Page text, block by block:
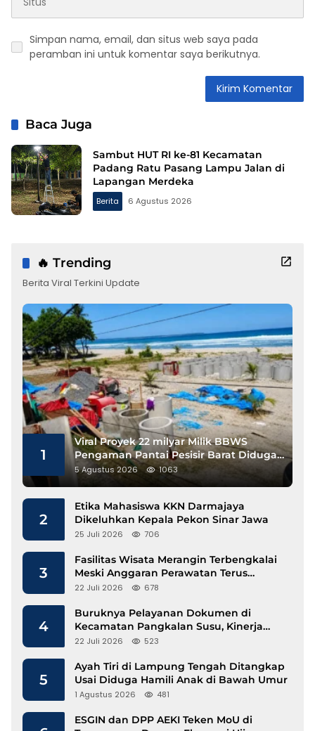
Simpan nama, email, dan situs web saya pada
peramban ini untuk komentar saya berikutnya.
Baca Juga
Sambut HUT RI ke-81 Kecamatan
Padang Ratu Pasang Lampu Jalan di
Lapangan Merdeka
Berita 6 Agustus 2026
🔥 Trending
Berita Viral Terkini Update
1
Viral Proyek 22 milyar Milik BBWS
Pengaman Pantai Pesisir Barat Diduga
Gunakan Besi Banci
5 Agustus 2026 1063
2
Etika Mahasiswa KKN Darmajaya
Dikeluhkan Kepala Pekon Sinar Jawa
25 Juli 2026 706
3
Fasilitas Wisata Merangin Terbengkalai
Meski Anggaran Perawatan Terus
Mengalir
22 Juli 2026 678
4
Buruknya Pelayanan Dokumen di
Kecamatan Pangkalan Susu, Kinerja
Disdukcapil Langkat Disorot
22 Juli 2026 523
5
Ayah Tiri di Lampung Tengah Ditangkap
Usai Diduga Hamili Anak di Bawah Umur
1 Agustus 2026 481
ESGIN dan DPP AEKI Teken MoU di